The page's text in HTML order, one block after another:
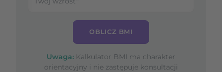
OBLICZ BMI
Uwaga: Kalkulator BMI ma charakter
orientacyjny i nie zastępuje konsultacji